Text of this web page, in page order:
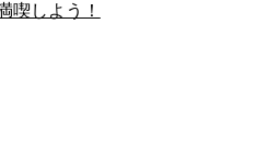
喫しよう！